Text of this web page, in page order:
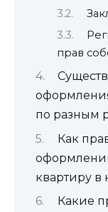
прав
по разным
Как
квартиру в
Какие